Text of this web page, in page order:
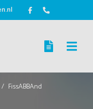
FissABBAnd